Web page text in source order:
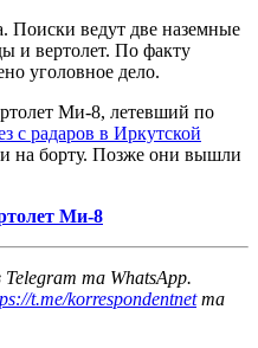
Поиски ведут две наземные
и вертолет. По факту
уголовное дело.
Ми-8, летевший по
с радаров в Иркутской
на борту. Позже они вышли
Ми-8
Telegram та WhatsApp.
t.me/korrespondentnetта